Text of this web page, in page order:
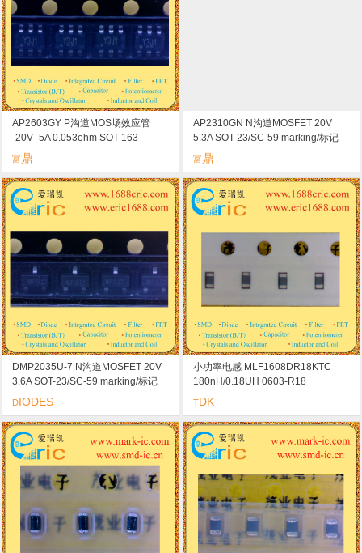
AP2603GY P沟道MOS场效应管
-20V -5A 0.053ohm SOT-163
marking/标记 Y3 快速开关 2.5V驱动
富鼎
AP2310GN N沟道MOSFET 20V
5.3A SOT-23/SC-59 marking/标记
ND 低导通电阻
富鼎
DMP2035U-7 N沟道MOSFET 20V
3.6A SOT-23/SC-59 marking/标记
MPS 高密度电池设计低RDS/高饱和
DIODES
小功率电感 MLF1608DR18KTC
180nH/0.18UH 0603-R18
TDK